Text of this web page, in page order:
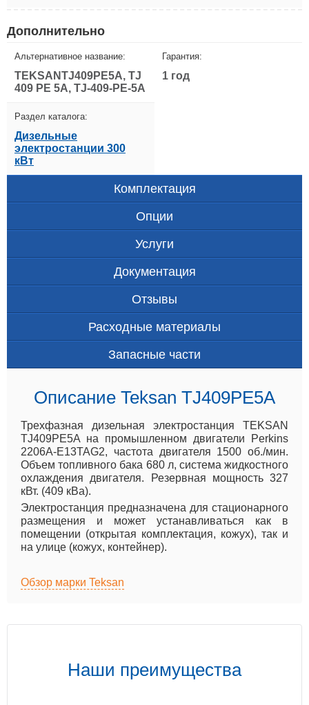
Дополнительно
Альтернативное название:
TEKSANTJ409PE5A, TJ
409 PE 5A, TJ-409-PE-5A
Гарантия:
1 год
Раздел каталога:
Дизельные
электростанции 300
кВт
Комплектация
Опции
Услуги
Документация
Отзывы
Расходные материалы
Запасные части
Описание Teksan TJ409PE5A
Трехфазная дизельная электростанция TEKSAN
TJ409PE5A на промышленном двигатели Perkins
2206A-E13TAG2, частота двигателя 1500 об./мин.
Объем топливного бака 680 л, система жидкостного
охлаждения двигателя. Резервная мощность 327
кВт. (409 кВа).
Электростанция предназначена для стационарного
размещения и может устанавливаться как в
помещении (открытая комплектация, кожух), так и
на улице (кожух, контейнер).
Обзор марки Teksan
Наши преимущества